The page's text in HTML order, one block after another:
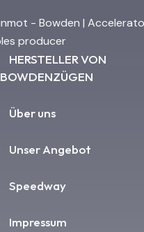
HERSTELLER VON
BOWDENZÜGEN
Über uns
Unser Angebot
Speedway
Impressum